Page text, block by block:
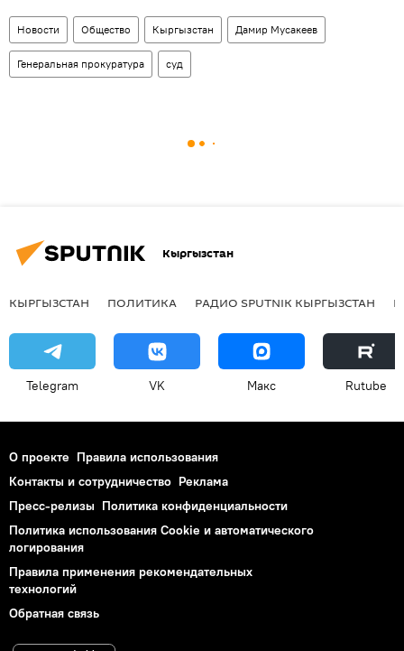
Новости Общество Кыргызстан Дамир Мусакеев
Генеральная прокуратура суд
Кыргызстан
КЫРГЫЗСТАН ПОЛИТИКА РАДИО SPUTNIK КЫРГЫЗСТАН
Telegram VK Макс Rutube
О проекте Правила использования
Контакты и сотрудничество Реклама
Пресс-релизы Политика конфиденциальности
Политика использования Cookie и автоматического
логирования
Правила применения рекомендательных
технологий
Обратная связь